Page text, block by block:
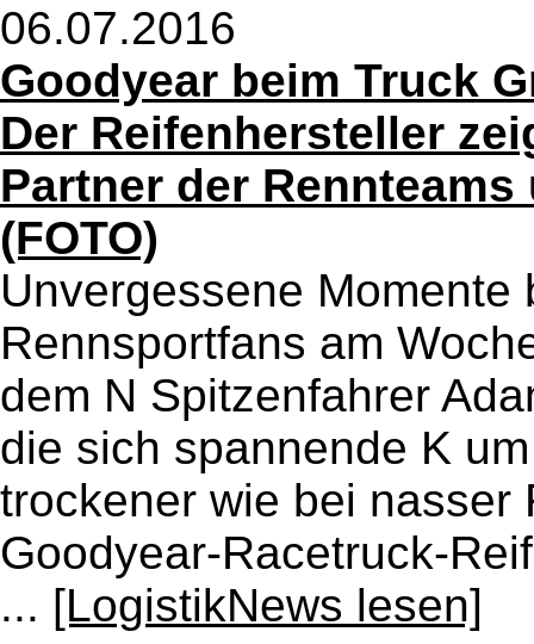
06.07.2016
Goodyear beim Truck
Der Reifenhersteller
Partner der
(FOTO)
Unvergessene Momente
Rennsportfans am
dem N Spitzenfahrer
die sich spannende K
trockener wie bei nasser
Goodyear-Racetruck-
... [LogistikNews lesen]